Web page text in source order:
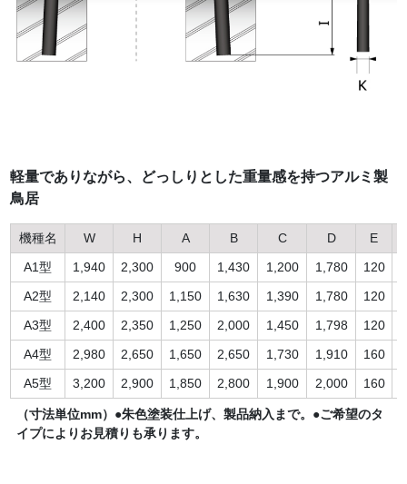
軽量でありながら、どっしりとした重量感を持つアルミ製
鳥居
機種名 W H A B C D E
A1型
1,940 2,300 900 1,430 1,200 1,780 120
A2型
2,140 2,300 1,150 1,630 1,390 1,780 120
A3型
2,400 2,350 1,250 2,000 1,450 1,798 120
A4型
2,980 2,650 1,650 2,650 1,730 1,910 160
A5型
3,200 2,900 1,850 2,800 1,900 2,000 160
（寸法単位mm）●朱色塗装仕上げ、製品納入まで。●ご希望のタ
イプによりお見積りも承ります。